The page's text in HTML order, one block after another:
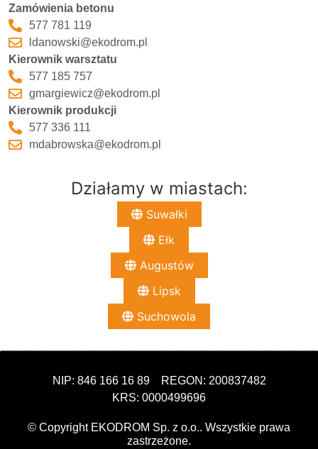
Zamówienia betonu
577 781 119
ldanowski@ekodrom.pl
Kierownik warsztatu
577 185 757
gmargiewicz@ekodrom.pl
Kierownik produkcji
577 336 111
mdabrowska@ekodrom.pl
Działamy w miastach:
Suwałki
Ełk
Augustów
Lipsk
Suchowola
© Copyright EKODROM Sp. z o.o.. Wszystkie prawa
zastrzeżone.
NIP: 846 166 16 89
REGON: 200837482
KRS: 0000499696